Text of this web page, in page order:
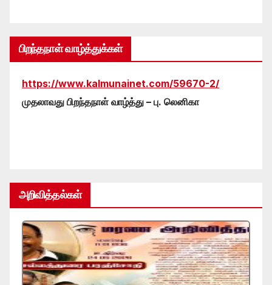
பிறந்தநாள் வாழ்த்துக்கள்
https://www.kalmunainet.com/59670-2/
முதலாவது பிறந்தநாள் வாழ்த்து – பு. லெனிகா
அறிவித்தல்கள்